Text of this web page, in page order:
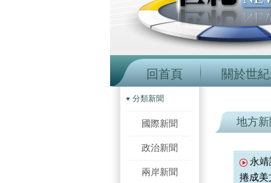
回首頁 關於世
分類新聞
國際新聞
政治新聞
兩岸新聞
地方
永
捲成美